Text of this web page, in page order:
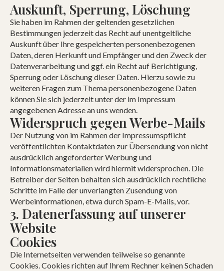
Auskunft, Sperrung, Löschung
Sie haben im Rahmen der geltenden gesetzlichen
Bestimmungen jederzeit das Recht auf unentgeltliche
Auskunft über Ihre gespeicherten personenbezogenen
Daten, deren Herkunft und Empfänger und den Zweck der
Datenverarbeitung und ggf. ein Recht auf Berichtigung,
Sperrung oder Löschung dieser Daten. Hierzu sowie zu
weiteren Fragen zum Thema personenbezogene Daten
können Sie sich jederzeit unter der im Impressum
angegebenen Adresse an uns wenden.
Widerspruch gegen Werbe-Mails
Der Nutzung von im Rahmen der Impressumspflicht
veröffentlichten Kontaktdaten zur Übersendung von nicht
ausdrücklich angeforderter Werbung und
Informationsmaterialien wird hiermit widersprochen. Die
Betreiber der Seiten behalten sich ausdrücklich rechtliche
Schritte im Falle der unverlangten Zusendung von
Werbeinformationen, etwa durch Spam-E-Mails, vor.
3. Datenerfassung auf unserer
Website
Cookies
Die Internetseiten verwenden teilweise so genannte
Cookies. Cookies richten auf Ihrem Rechner keinen Schaden